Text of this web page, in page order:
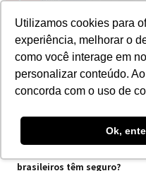
Utilizamos cookies para
experiência, melhorar o
como você interage em
personalizar conteúdo.
concorda com o uso de
Ok,
brasileiros têm seguro?